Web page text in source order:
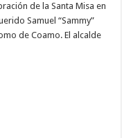
de la Santa Misa en
Samuel “Sammy”
de Coamo. El alcalde